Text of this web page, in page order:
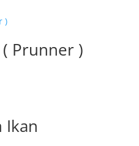
Prunner )
Ikan